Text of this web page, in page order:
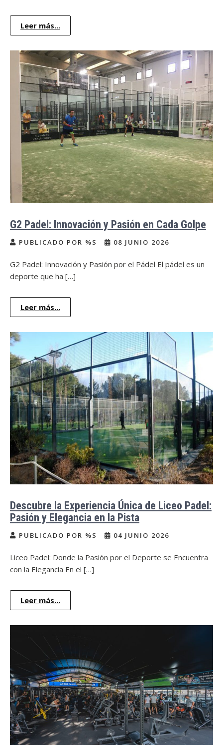
Leer más...
G2 Padel: Innovación y Pasión en Cada Golpe
PUBLICADO POR %S 08 JUNIO 2026
G2 Padel: Innovación y Pasión por el Pádel El pádel es un
deporte que ha […]
Leer más...
Descubre la Experiencia Única de Liceo Padel:
Pasión y Elegancia en la Pista
PUBLICADO POR %S 04 JUNIO 2026
Liceo Padel: Donde la Pasión por el Deporte se Encuentra
con la Elegancia En el […]
Leer más...